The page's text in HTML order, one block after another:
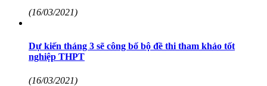
(16/03/2021)
Dự kiến tháng 3 sẽ công bố bộ đề thi tham khảo tốt
nghiệp THPT
(16/03/2021)